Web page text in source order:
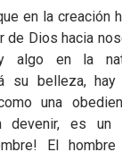
en la creación
de Dios hacia
algo en la
su belleza,
una
devenir, es un
El